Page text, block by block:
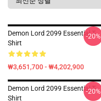
Demon Lord 2099 Essential T-
Shirt
₩3,651,700 - ₩4,202,900
-20%
Demon Lord 2099 Essential T-
Shirt
-20%